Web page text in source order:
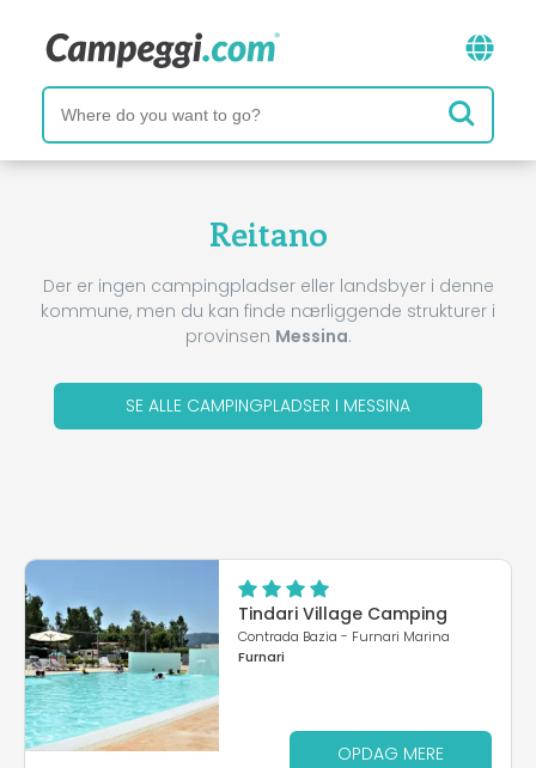
Reitano
Der er ingen campingpladser eller landsbyer i denne
kommune, men du kan finde nærliggende strukturer i
provinsen Messina.
SE ALLE CAMPINGPLADSER I MESSINA
Tindari Village Camping
Contrada Bazia - Furnari Marina
Furnari
OPDAG MERE